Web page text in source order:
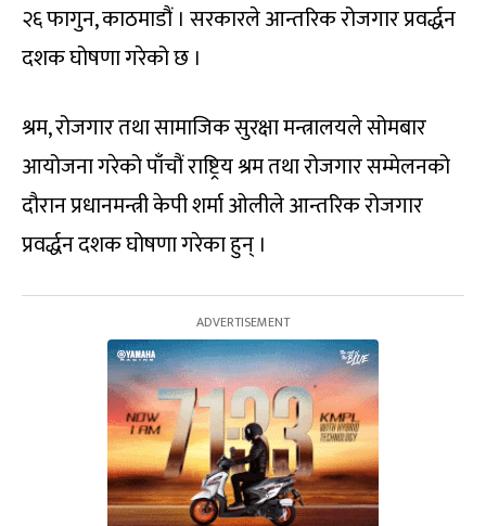
२६ फागुन, काठमाडौं । सरकारले आन्तरिक रोजगार प्रवर्द्धन
दशक घोषणा गरेको छ ।
श्रम, रोजगार तथा सामाजिक सुरक्षा मन्त्रालयले सोमबार
आयोजना गरेको पाँचौं राष्ट्रिय श्रम तथा रोजगार सम्मेलनको
दौरान प्रधानमन्त्री केपी शर्मा ओलीले आन्तरिक रोजगार
प्रवर्द्धन दशक घोषणा गरेका हुन् ।